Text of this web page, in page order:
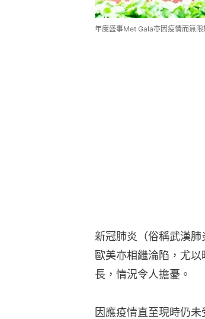
年度盛事Met Gala亦因疫情而無限
新冠肺炎（俗稱武漢肺
歐美亦相繼淪陷，尤
長，情況令人擔憂。
因應疫情直至現時仍